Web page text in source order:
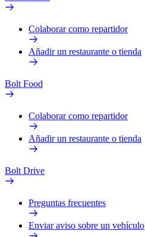
Colaborar como repartidor
Añadir un restaurante o tienda
Bolt Food
Colaborar como repartidor
Añadir un restaurante o tienda
Bolt Drive
Preguntas frecuentes
Enviar aviso sobre un vehículo